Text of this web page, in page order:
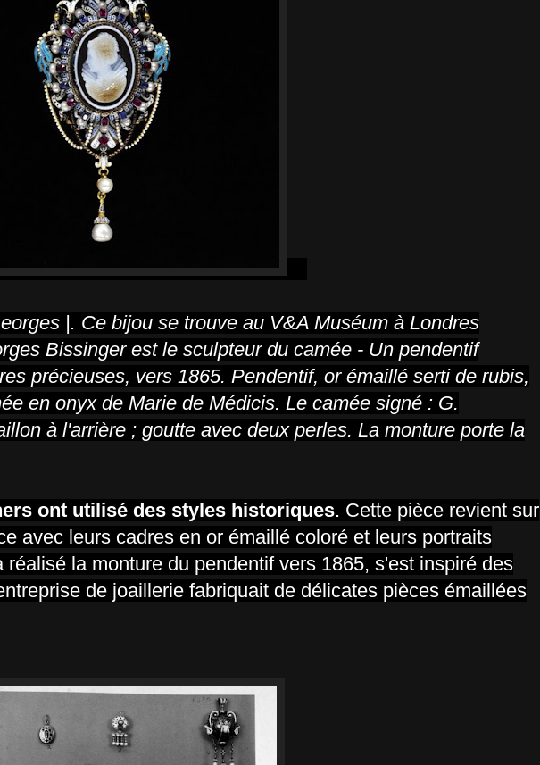
|. Ce bijou se trouve au V&A Muséum à Londres
Bissinger est le sculpteur du camée - Un pendentif
précieuses, vers 1865. Pendentif, or émaillé serti de rubis,
en onyx de Marie de Médicis. Le camée signé : G.
à l'arrière ; goutte avec deux perles. La monture porte la
ont utilisé des styles historiques. Cette pièce revient sur
avec leurs cadres en or émaillé coloré et leurs portraits
la monture du pendentif vers 1865, s'est inspiré des
de joaillerie fabriquait de délicates pièces émaillées